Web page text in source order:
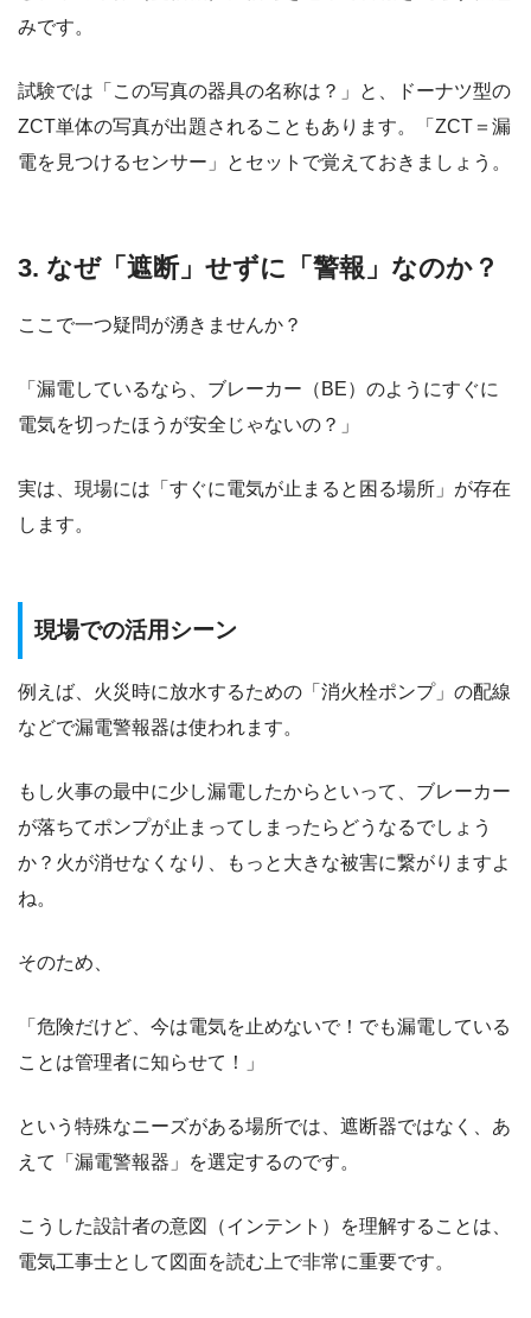
みです。
試験では「この写真の器具の名称は？」と、ドーナツ型の
ZCT単体の写真が出題されることもあります。「ZCT＝漏
電を見つけるセンサー」とセットで覚えておきましょう。
3. なぜ「遮断」せずに「警報」なのか？
ここで一つ疑問が湧きませんか？
「漏電しているなら、ブレーカー（BE）のようにすぐに
電気を切ったほうが安全じゃないの？」
実は、現場には「すぐに電気が止まると困る場所」が存在
します。
現場での活用シーン
例えば、火災時に放水するための「消火栓ポンプ」の配線
などで漏電警報器は使われます。
もし火事の最中に少し漏電したからといって、ブレーカー
が落ちてポンプが止まってしまったらどうなるでしょう
か？火が消せなくなり、もっと大きな被害に繋がりますよ
ね。
そのため、
「危険だけど、今は電気を止めないで！でも漏電している
ことは管理者に知らせて！」
という特殊なニーズがある場所では、遮断器ではなく、あ
えて「漏電警報器」を選定するのです。
こうした設計者の意図（インテント）を理解することは、
電気工事士として図面を読む上で非常に重要です。